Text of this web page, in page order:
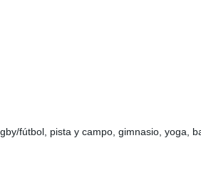
fútbol, pista y campo, gimnasio, yoga,